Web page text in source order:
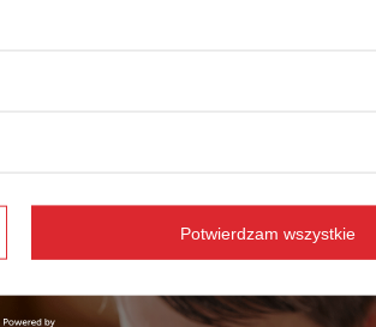
Potwierdzam wszystkie